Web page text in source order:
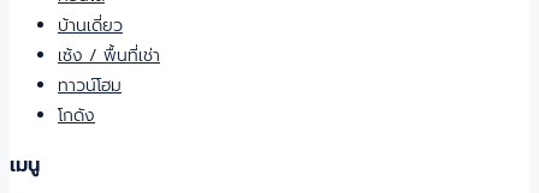
บ้านเดี่ยว
เซ้ง / พื้นที่เช่า
ทาวน์โฮม
โกดัง
เมนู